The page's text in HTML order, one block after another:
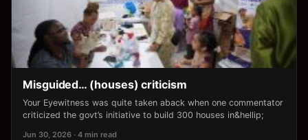
Misguided… (houses) criticism
Your Eyewitness was quite taken aback when one commentator
criticized the govt’s initiative to build 300 houses in&hellip;
Jun 30, 2026 · 4 min read